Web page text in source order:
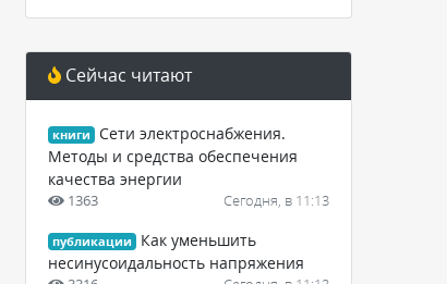
Сейчас читают
книги
Сети электроснабжения.
Методы и средства обеспечения
качества энергии
1363 Сегодня, в 11:13
публикации
Как уменьшить
несинусоидальность напряжения